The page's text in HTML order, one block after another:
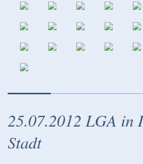
25.07.2012 LGA in
Stadt